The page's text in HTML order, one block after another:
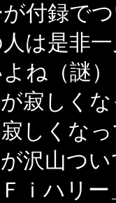
が付録で
は是非
ね（謎）
寂しく
しくな
沢山つ
ｉハリー